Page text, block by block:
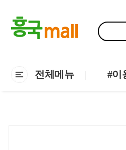
전체메뉴 #이